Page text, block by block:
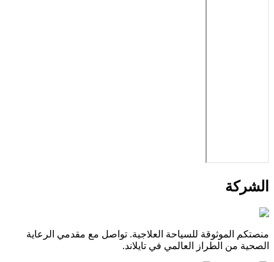
الشركة
منصتكم الموثوقة للسياحة العلاجية. تواصل مع مقدمي الرعاية
الصحية من الطراز العالمي في تايلاند.